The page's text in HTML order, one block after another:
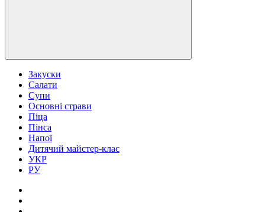
Закуски
Салати
Супи
Основні страви
Піца
Пінса
Напої
Дитячий майстер-клас
УКР
РУ